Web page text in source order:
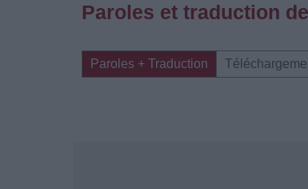
Paroles et traduction
Paroles + Traduction